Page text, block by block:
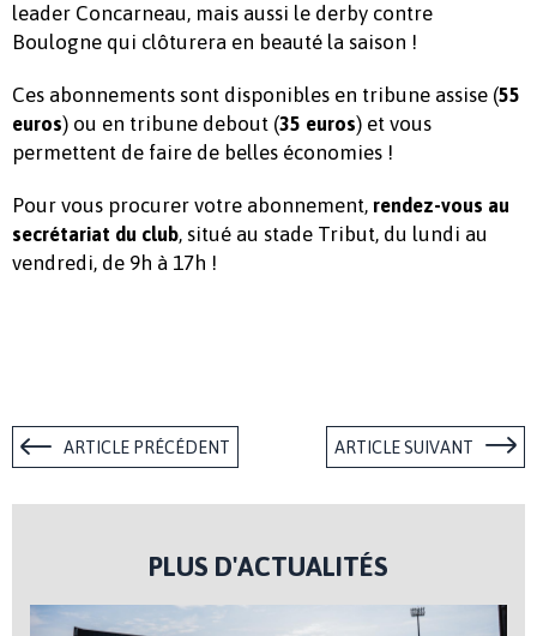
leader Concarneau, mais aussi le derby contre
Boulogne qui clôturera en beauté la saison !
Ces abonnements sont disponibles en tribune assise (55
euros) ou en tribune debout (35 euros) et vous
permettent de faire de belles économies !
Pour vous procurer votre abonnement, rendez-vous au
secrétariat du club, situé au stade Tribut, du lundi au
vendredi, de 9h à 17h !
ARTICLE PRÉCÉDENT ARTICLE SUIVANT
PLUS D'ACTUALITÉS